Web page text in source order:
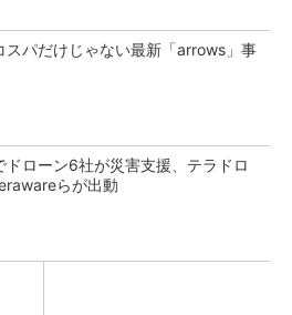
スパだけじゃない最新「arrows」事
ドローン6社が災害支援、テラドロ
らが出動